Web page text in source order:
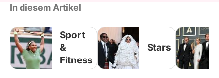
In diesem Artikel
Sport
&
Fitness
Stars